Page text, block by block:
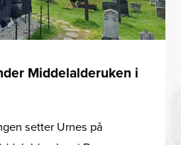
Middelalderuken i
setter Urnes på